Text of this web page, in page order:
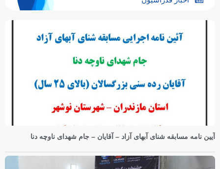
آیین نامه مسابقه شنای آبهای آزاد – آقایان – جام شهدای ناوچه دنا